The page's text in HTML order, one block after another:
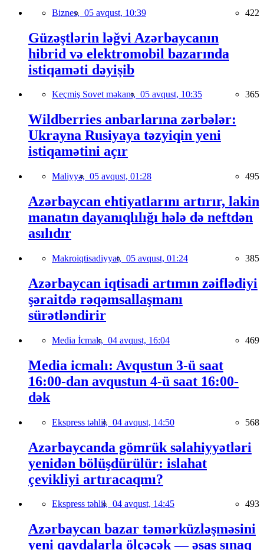
Biznes, 05 avqust, 10:39 422
Güzəştlərin ləğvi Azərbaycanın
hibrid və elektromobil bazarında
istiqaməti dəyişib
Keçmiş Sovet məkanı, 05 avqust, 10:35 365
Wildberries anbarlarına zərbələr:
Ukrayna Rusiyaya təzyiqin yeni
istiqamətini açır
Maliyyə, 05 avqust, 01:28 495
Azərbaycan ehtiyatlarını artırır, lakin
manatın dayanıqlılığı hələ də neftdən
asılıdır
Makroiqtisadiyyat, 05 avqust, 01:24 385
Azərbaycan iqtisadi artımın zəiflədiyi
şəraitdə rəqəmsallaşmanı
sürətləndirir
Media İcmalı, 04 avqust, 16:04 469
Media icmalı: Avqustun 3-ü saat
16:00-dan avqustun 4-ü saat 16:00-
dək
Ekspress təhlil, 04 avqust, 14:50 568
Azərbaycanda gömrük səlahiyyətləri
yenidən bölüşdürülür: islahat
çevikliyi artıracaqmı?
Ekspress təhlil, 04 avqust, 14:45 493
Azərbaycan bazar təmərküzləşməsini
yeni qaydalarla ölçəcək — əsas sınaq